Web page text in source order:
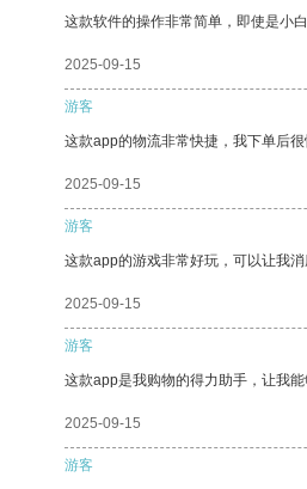
这款软件的操作非常简单，即使是小白
2025-09-15
游客
这款app的物流非常快捷，我下单后很
2025-09-15
游客
这款app的游戏非常好玩，可以让我消
2025-09-15
游客
这款app是我购物的得力助手，让我
2025-09-15
游客